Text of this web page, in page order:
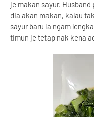
je makan sayur.
dia akan makan, kalau
sayur baru la ngam
timun je tetap nak kena